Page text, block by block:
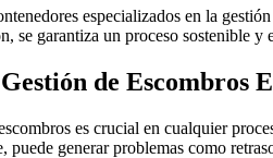
especializados en la
se garantiza un proceso sostenible y
de Escombros
es crucial en cualquier
puede generar problemas como